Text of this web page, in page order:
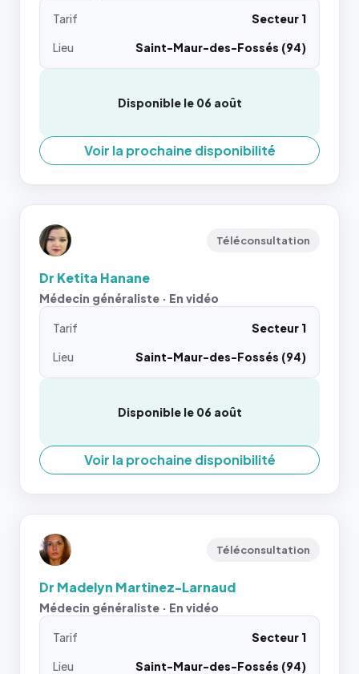
Tarif
Secteur 1
Lieu
Saint-Maur-des-Fossés (94)
Disponible le 06 août
Voir la prochaine disponibilité
Téléconsultation
Dr Ketita Hanane
Médecin généraliste · En vidéo
Tarif
Secteur 1
Lieu
Saint-Maur-des-Fossés (94)
Disponible le 06 août
Voir la prochaine disponibilité
Téléconsultation
Dr Madelyn Martinez-Larnaud
Médecin généraliste · En vidéo
Tarif
Secteur 1
Lieu
Saint-Maur-des-Fossés (94)